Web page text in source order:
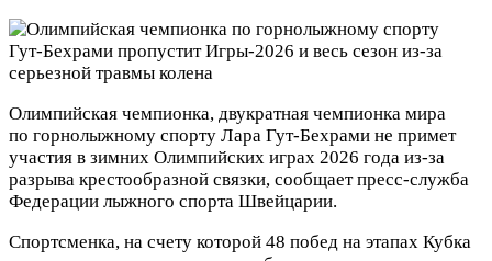
Олимпийская чемпионка, двукратная чемпионка мира
по горнолыжному спорту Лара Гут‑Бехрами не примет
участия в зимних Олимпийских играх 2026 года из‑за
разрыва крестообразной связки, сообщает пресс‑служба
Федерации лыжного спорта Швейцарии.
Спортсменка, на счету которой 48 побед на этапах Кубка